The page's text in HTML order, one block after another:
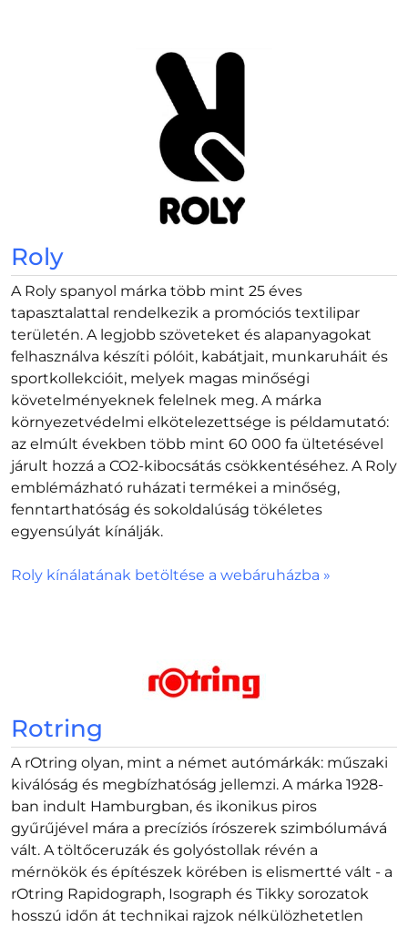
Roly
A Roly spanyol márka több mint 25 éves
tapasztalattal rendelkezik a promóciós textilipar
területén. A legjobb szöveteket és alapanyagokat
felhasználva készíti pólóit, kabátjait, munkaruháit és
sportkollekcióit, melyek magas minőségi
követelményeknek felelnek meg. A márka
környezetvédelmi elkötelezettsége is példamutató:
az elmúlt években több mint 60 000 fa ültetésével
járult hozzá a CO2-kibocsátás csökkentéséhez. A Roly
emblémázható ruházati termékei a minőség,
fenntarthatóság és sokoldalúság tökéletes
egyensúlyát kínálják.
Roly kínálatának betöltése a webáruházba »
Rotring
A rOtring olyan, mint a német autómárkák: műszaki
kiválóság és megbízhatóság jellemzi. A márka 1928-
ban indult Hamburgban, és ikonikus piros
gyűrűjével mára a precíziós írószerek szimbólumává
vált. A töltőceruzák és golyóstollak révén a
mérnökök és építészek körében is elismertté vált - a
rOtring Rapidograph, Isograph és Tikky sorozatok
hosszú időn át technikai rajzok nélkülözhetetlen